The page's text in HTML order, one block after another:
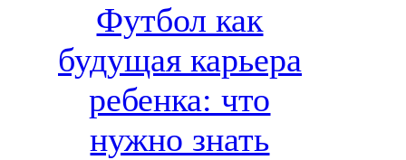
Футбол как
будущая карьера
ребенка: что
нужно знать